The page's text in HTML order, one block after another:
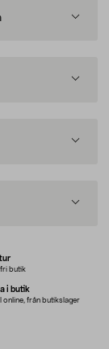
butik
i butik
online, från butikslager